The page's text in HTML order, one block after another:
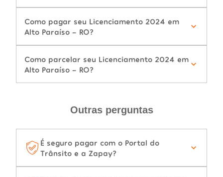
Como pagar seu Licenciamento 2024 em
Alto Paraíso - RO?
Como parcelar seu Licenciamento 2024 em
Alto Paraíso - RO?
Outras perguntas
É seguro pagar com o Portal do
Trânsito e a Zapay?